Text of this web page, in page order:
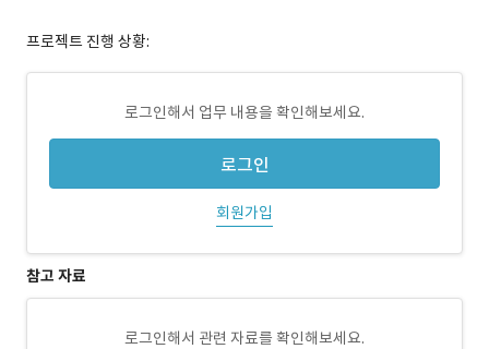
프로젝트 진행 상황:
로그인해서 업무 내용을 확인해보세요.
로그인
회원가입
참고 자료
로그인해서 관련 자료를 확인해보세요.